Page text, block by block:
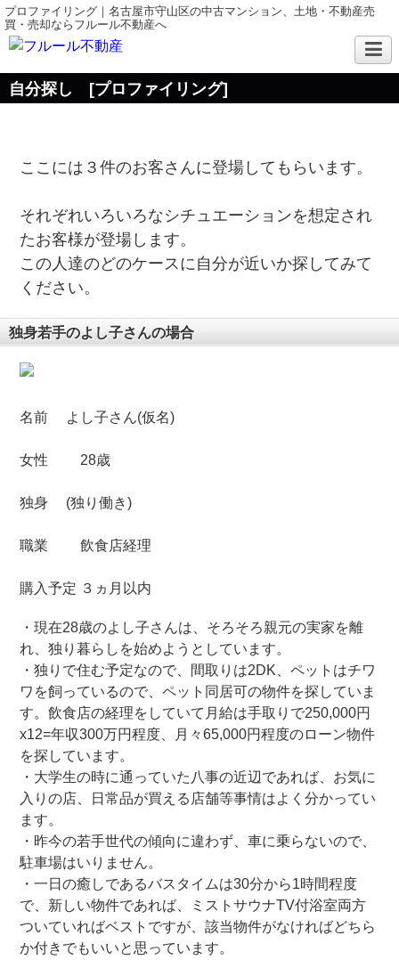
プロファイリング｜名古屋市守山区の中古マンション、土地・不動産売
買・売却ならフルール不動産へ
自分探し [プロファイリング]
ここには３件のお客さんに登場してもらいます。
それぞれいろいろなシチュエーションを想定され
たお客様が登場します。
この人達のどのケースに自分が近いか探してみて
ください。
独身若手のよし子さんの場合
名前 よし子さん(仮名)
女性 28歳
独身 (独り働き)
職業 飲食店経理
購入予定 ３ヵ月以内
・現在28歳のよし子さんは、そろそろ親元の実家を離
れ、独り暮らしを始めようとしています。
・独りで住む予定なので、間取りは2DK、ペットはチワ
ワを飼っているので、ペット同居可の物件を探していま
す。飲食店の経理をしていて月給は手取りで250,000円
x12=年収300万円程度、月々65,000円程度のローン物件
を探しています。
・大学生の時に通っていた八事の近辺であれば、お気に
入りの店、日常品が買える店舗等事情はよく分かってい
ます。
・昨今の若手世代の傾向に違わず、車に乗らないので、
駐車場はいりません。
・一日の癒しであるバスタイムは30分から1時間程度
で、新しい物件であれば、ミストサウナTV付浴室両方
ついていればベストですが、該当物件がなければどちら
か付きでもいいと思っています。